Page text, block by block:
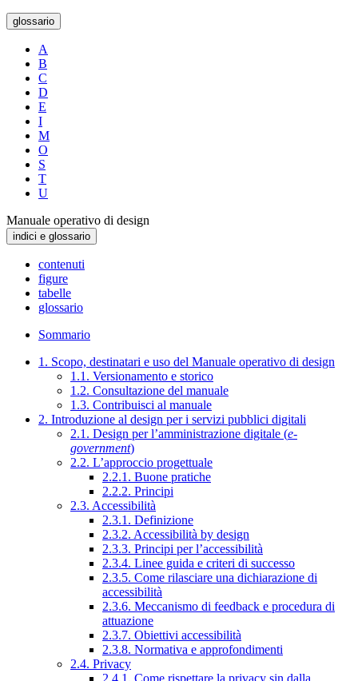
glossario
A
B
C
D
E
I
M
O
S
T
U
Manuale operativo di design
indici e glossario
contenuti
figure
tabelle
glossario
Sommario
1. Scopo, destinatari e uso del Manuale operativo di design
1.1. Versionamento e storico
1.2. Consultazione del manuale
1.3. Contribuisci al manuale
2. Introduzione al design per i servizi pubblici digitali
2.1. Design per l’amministrazione digitale (e-
government)
2.2. L’approccio progettuale
2.2.1. Buone pratiche
2.2.2. Principi
2.3. Accessibilità
2.3.1. Definizione
2.3.2. Accessibilità by design
2.3.3. Principi per l’accessibilità
2.3.4. Linee guida e criteri di successo
2.3.5. Come rilasciare una dichiarazione di
accessibilità
2.3.6. Meccanismo di feedback e procedura di
attuazione
2.3.7. Obiettivi accessibilità
2.3.8. Normativa e approfondimenti
2.4. Privacy
2.4.1. Come rispettare la privacy sin dalla